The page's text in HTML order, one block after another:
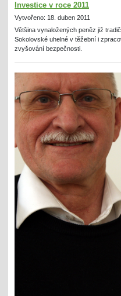
Investice v roce 2011
Vytvořeno: 18. duben 2011
Většina vynaložených peněz již
Sokolovské uhelné v těžební i
zvyšování bezpečnosti.